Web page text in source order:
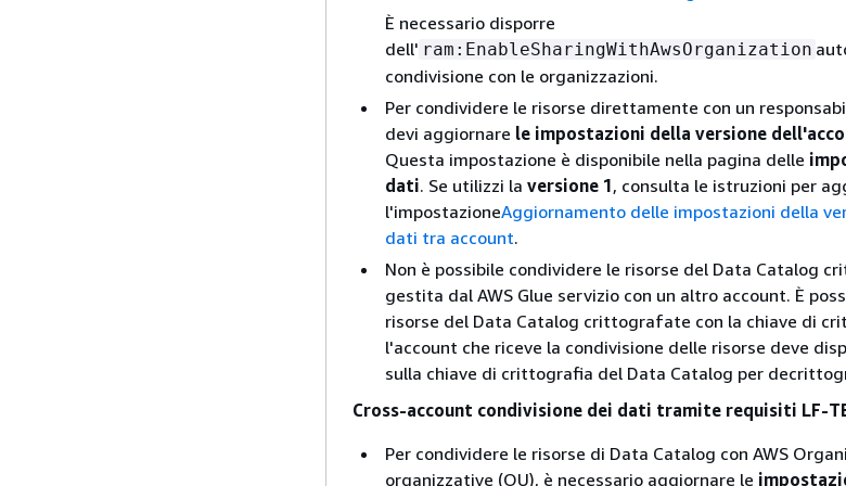
È necessario disporre
dell' ram:EnableSharingWithAwsOrganization
condivisione con le organizzazioni.
Per condividere le risorse direttamente con un
devi aggiornare le impostazioni della versione
Questa impostazione è disponibile nella pagina delle
dati. Se utilizzi la versione 1, consulta le istruzioni per
l'impostazioneAggiornamento delle impostazioni della
dati tra account.
Non è possibile condividere le risorse del Data Catalog
gestita dal AWS Glue servizio con un altro account. È
risorse del Data Catalog crittografate con la chiave di
l'account che riceve la condivisione delle risorse deve
sulla chiave di crittografia del Data Catalog per
Cross-account condivisione dei dati tramite requisiti LF-
Per condividere le risorse di Data Catalog con AWS
organizzative (OU), è necessario aggiornare le